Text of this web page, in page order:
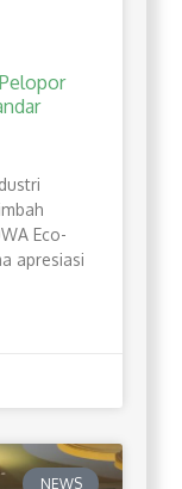
Eco-
apresiasi
NEWS